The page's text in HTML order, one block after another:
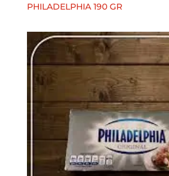
PHILADELPHIA 190 GR